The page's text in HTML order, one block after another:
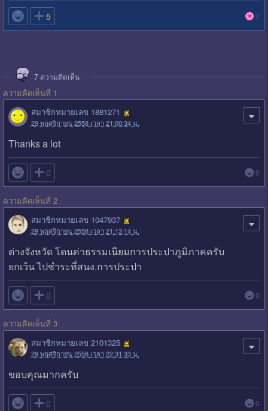
 5 7
7 ความคิดเห็น
ความคิดเห็นที่ 1
สมาชิกหมายเลข 1881271
29 พฤศจิกายน 2558 เวลา 21:00:34 น.
Thanks a lot
 0 0
ความคิดเห็นที่ 2
สมาชิกหมายเลข 1047937
29 พฤศจิกายน 2558 เวลา 21:13:14 น.
ต่างจังหวัด โดนค่าธรรมเนียมการประปาภูมิภาคครับ
ยกเว้น ไปชำระที่สนง.การประปา
 0 0
ความคิดเห็นที่ 3
สมาชิกหมายเลข 2101325
29 พฤศจิกายน 2558 เวลา 22:31:33 น.
ขอบคุณมากครับ
 0 0